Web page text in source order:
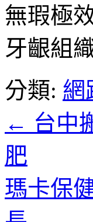
無瑕極
牙齦組
分類: 網
← 台中
肥
瑪卡保